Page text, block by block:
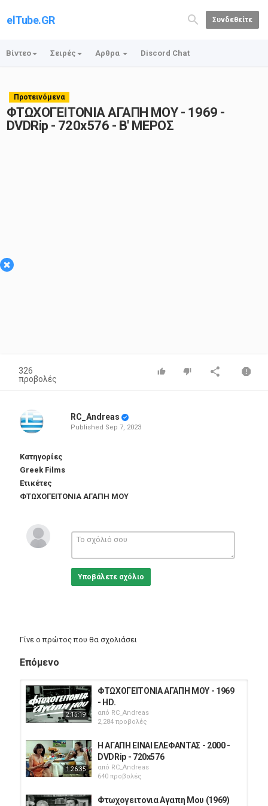
elTube.GR Συνδεθείτε
Βίντεο Σειρές Αρθρα Discord Chat
Προτεινόμενα
ΦΤΩΧΟΓΕΙΤΟΝΙΑ ΑΓΑΠΗ ΜΟΥ - 1969 -
DVDRip - 720x576 - Β' ΜΕΡΟΣ
×
326
προβολές
RC_Andreas
Published Sep 7, 2023
Κατηγορίες
Greek Films
Ετικέτες
ΦΤΩΧΟΓΕΙΤΟΝΙΑ ΑΓΑΠΗ ΜΟΥ
Υποβάλετε σχόλιο
Γίνε ο πρώτος που θα σχολιάσει
Επόμενο
2:15:19
ΦΤΩΧΟΓΕΙΤΟΝΙΑ ΑΓΑΠΗ ΜΟΥ - 1969
- HD.
από RC_Andreas
2,284 προβολές
1:26:35
Η ΑΓΑΠΗ ΕΙΝΑΙ ΕΛΕΦΑΝΤΑΣ - 2000 -
DVDRip - 720x576
από RC_Andreas
640 προβολές
Φτωχογειτονια Αγαπη Μου (1969)